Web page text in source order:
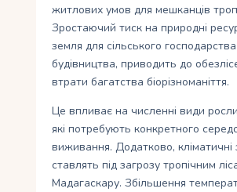
житлових умов для мешканців
Зростаючий тиск на природні
земля для сільського
будівництва, приводить до
втрати багатства біорізноманіття.
Це впливає на численні види
які потребують конкретного
виживання. Додатково, кліматичні
ставлять під загрозу тропічним
Мадагаскару. Збільшення